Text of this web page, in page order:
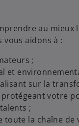
au mieux
aidons à :
;
et
sur la
votre
;
la chaîne de